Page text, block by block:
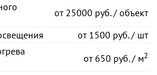
от25000 руб. / объект
от1500 руб. / шт
от650 руб. / м2